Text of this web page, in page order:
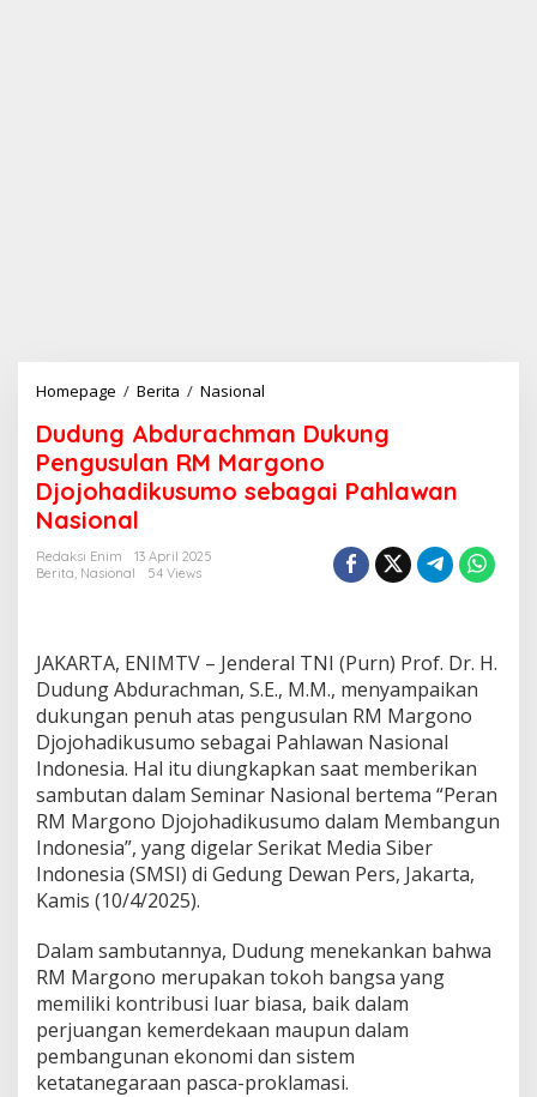
Homepage / Berita / Nasional
d
u
n
g
h
m
a
n
u
k
u
n
g
P
g
u
s
u
l
a
n
Dudung Abdurachman Dukung
Pengusulan RM Margono
Djojohadikusumo sebagai Pahlawan
Nasional
Redaksi Enim
13 April 2025
Berita, Nasional 54 Views
JAKARTA, ENIMTV – Jenderal TNI (Purn) Prof. Dr. H.
Dudung Abdurachman, S.E., M.M., menyampaikan
dukungan penuh atas pengusulan RM Margono
Djojohadikusumo sebagai Pahlawan Nasional
Indonesia. Hal itu diungkapkan saat memberikan
sambutan dalam Seminar Nasional bertema “Peran
RM Margono Djojohadikusumo dalam Membangun
Indonesia”, yang digelar Serikat Media Siber
Indonesia (SMSI) di Gedung Dewan Pers, Jakarta,
Kamis (10/4/2025).
Dalam sambutannya, Dudung menekankan bahwa
RM Margono merupakan tokoh bangsa yang
memiliki kontribusi luar biasa, baik dalam
perjuangan kemerdekaan maupun dalam
pembangunan ekonomi dan sistem
ketatanegaraan pasca-proklamasi.